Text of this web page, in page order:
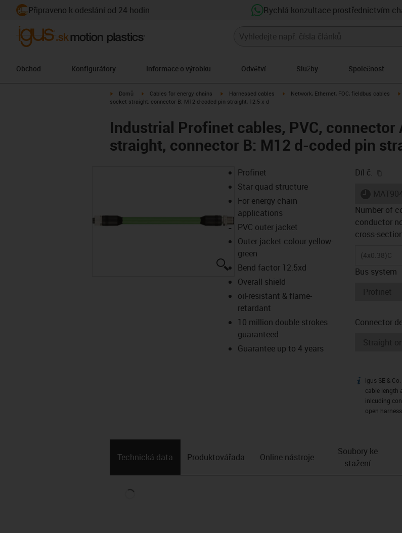
Připraveno k odeslání od 24 hodin Rychlá konzultace prostřednictvím
Obchod Konfigurátory Informace o výrobku Odvětví Služby Společnost
igus-icon-arrow-right
Domů igus-icon-arrow-right
Cables for energy chains igus-icon-arrow-right
Harnessed cables igus-icon-arrow-right
Network, Ethernet, FOC, fieldbus cables
socket straight, connector B: M12 d-coded pin straight, 12.5 x d
Industrial Profinet cables, PVC,
straight, connector B: M12 d-coded pin
igus-icon-lupe
Profinet
Star quad structure
For energy chain
applications
PVC outer jacket
Outer jacket colour yellow-
green
Bend factor 12.5xd
Overall shield
oil-resistant & flame-
retardant
10 million double strokes
guaranteed
Guarantee up to 4 years
Díl č.
Number of
conductor
cross-
(4x0.38)C
Bus system
Connector
igus-icon-
igus SE &
cable length
inlcuding
open
Technická data Produktová­řada Online nástroje
Soubory ke
stažení